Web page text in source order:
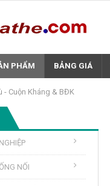
PHẨM BẢNG GIÁ
- Cuộn Kháng & BĐK
NỐI